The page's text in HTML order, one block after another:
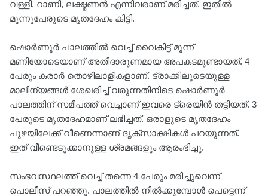
വള്ളി, റാണി, ലക്ഷ്മണൻ എന്നിവരാണ് മരിച്ചത്. ഇതിൽ
മൂന്നുപേരുടെ മൃതദേഹം കിട്ടി.
ഷൊര്‍ണൂര്‍ പാലത്തിൽ വെച്ച് വൈകിട്ട് മൂന്ന്
മണിയോടെയാണ് അതിദാരുണമായ അപകടമുണ്ടായത്. 4
പേരും കരാര്‍ തൊഴിലാളികളാണ്. ട്രാക്കിലൂടെയുള്ള
മാലിന്യങ്ങള്‍ ശേഖരിച്ച് വരുന്നതിനിടെ ഷൊര്‍ണൂര്‍
പാലത്തിന് സമീപത്ത് വെച്ചാണ് ഇവരെ ട്രെയിൻ തട്ടിയത്. 3
പേരുടെ മൃതദേഹമാണ് ലഭിച്ചത്. ഒരാളുടെ മൃതദേഹം
പുഴയിലേക്ക് വീണെന്നാണ് ദൃക്സാക്ഷികള്‍ പറയുന്നത്.
ഇത് വീണ്ടെടുക്കാനുള്ള ശ്രമങ്ങളും ആരംഭിച്ചു.
സംഭവസ്ഥലത്ത് വെച്ച് തന്നെ 4 പേരും മരിച്ചുവെന്ന്
പൊലീസ് പറഞ്ഞു. പാലത്തിൽ നില്‍ക്കുമ്പോള്‍ പെട്ടെന്ന്